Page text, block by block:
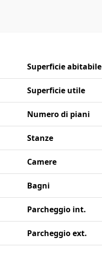
Superficie abitabile
Superficie utile
Numero di piani
Stanze
Camere
Bagni
Parcheggio int.
Parcheggio ext.